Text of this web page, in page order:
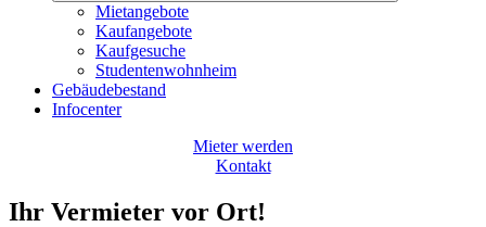
Mietangebote
Kaufangebote
Kaufgesuche
Studentenwohnheim
Gebäudebestand
Infocenter
Mieter werden
Kontakt
Ihr Vermieter vor Ort!